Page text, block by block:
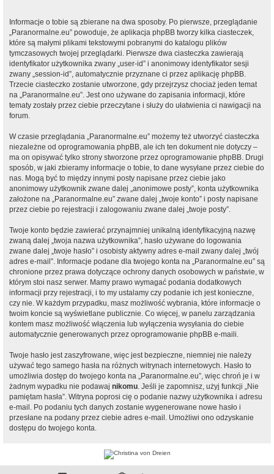
Informacje o tobie są zbierane na dwa sposoby. Po pierwsze, przeglądanie
„Paranormalne.eu” powoduje, że aplikacja phpBB tworzy kilka ciasteczek,
które są małymi plikami tekstowymi pobranymi do katalogu plików
tymczasowych twojej przeglądarki. Pierwsze dwa ciasteczka zawierają
identyfikator użytkownika zwany „user-id” i anonimowy identyfikator sesji
zwany „session-id”, automatycznie przyznane ci przez aplikację phpBB.
Trzecie ciasteczko zostanie utworzone, gdy przejrzysz chociaż jeden temat
na „Paranormalne.eu”. Jest ono używane do zapisania informacji, które
tematy zostały przez ciebie przeczytane i służy do ułatwienia ci nawigacji na
forum.
W czasie przeglądania „Paranormalne.eu” możemy też utworzyć ciasteczka
niezależne od oprogramowania phpBB, ale ich ten dokument nie dotyczy –
ma on opisywać tylko strony stworzone przez oprogramowanie phpBB. Drugi
sposób, w jaki zbieramy informacje o tobie, to dane wysyłane przez ciebie do
nas. Mogą być to między innymi posty napisane przez ciebie jako
anonimowy użytkownik zwane dalej „anonimowe posty”, konta użytkownika
założone na „Paranormalne.eu” zwane dalej „twoje konto” i posty napisane
przez ciebie po rejestracji i zalogowaniu zwane dalej „twoje posty”.
Twoje konto będzie zawierać przynajmniej unikalną identyfikacyjną nazwę
zwaną dalej „twoja nazwa użytkownika”, hasło używane do logowania
zwane dalej „twoje hasło” i osobisty aktywny adres e-mail zwany dalej „twój
adres e-mail”. Informacje podane dla twojego konta na „Paranormalne.eu” są
chronione przez prawa dotyczące ochrony danych osobowych w państwie, w
którym stoi nasz serwer. Mamy prawo wymagać podania dodatkowych
informacji przy rejestracji, i to my ustalamy czy podanie ich jest konieczne,
czy nie. W każdym przypadku, masz możliwość wybrania, które informacje o
twoim koncie są wyświetlane publicznie. Co więcej, w panelu zarządzania
kontem masz możliwość włączenia lub wyłączenia wysyłania do ciebie
automatycznie generowanych przez oprogramowanie phpBB e-maili.
Twoje hasło jest zaszyfrowane, więc jest bezpieczne, niemniej nie należy
używać tego samego hasła na różnych witrynach internetowych. Hasło to
umożliwia dostęp do twojego konta na „Paranormalne.eu”, więc chroń je i w
żadnym wypadku nie podawaj nikomu. Jeśli je zapomnisz, użyj funkcji „Nie
pamiętam hasła”. Witryna poprosi cię o podanie nazwy użytkownika i adresu
e-mail. Po podaniu tych danych zostanie wygenerowane nowe hasło i
przesłane na podany przez ciebie adres e-mail. Umożliwi ono odzyskanie
dostępu do twojego konta.